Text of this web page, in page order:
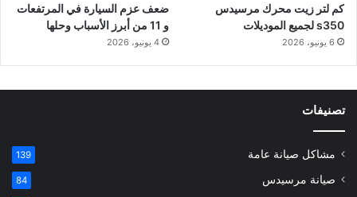
كم لتر زيت محرك مرسيدس
s350 لجميع الموديلات
6 يونيو، 2026
ضعف عزم السيارة في المرتفعات
و 11 من أبرز الأسباب وحلها
4 يونيو، 2026
تصنيفات
مشاكل صيانة عامة 139
صيانة مرسيدس 84